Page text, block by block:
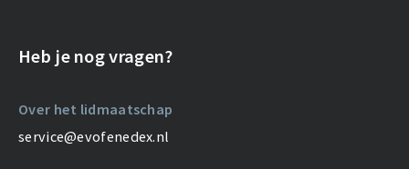
Heb je nog vragen?
Over het lidmaatschap
service@evofenedex.nl